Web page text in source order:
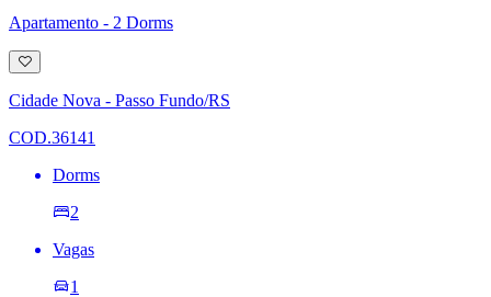
Apartamento - 2 Dorms
Adicionar
à
lista
de
Cidade Nova - Passo Fundo/RS
COD.36141
Dorms
2
Vagas
1